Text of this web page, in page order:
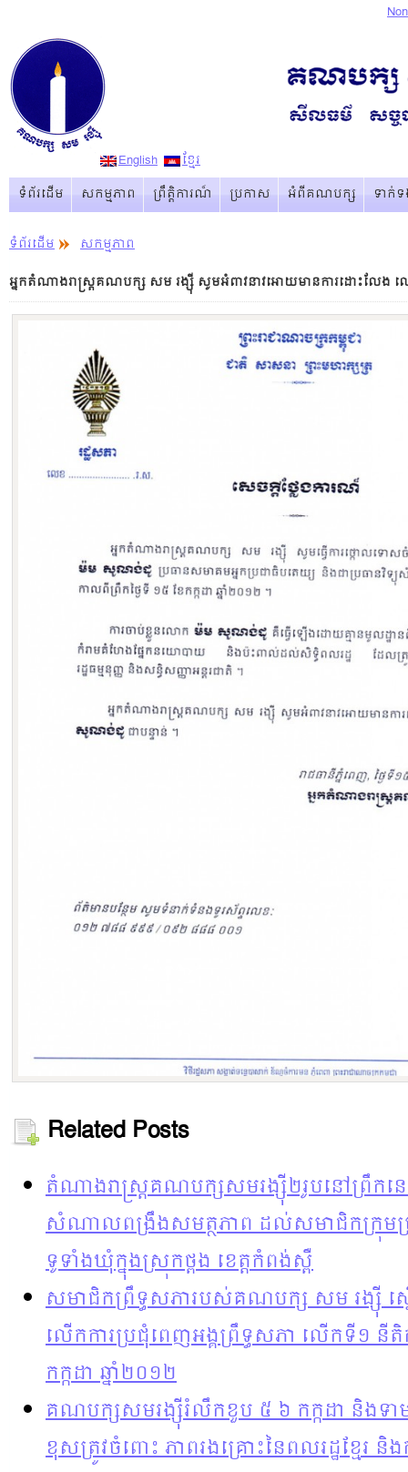
English
ខ្មែរ
ទំព័រដើម
សកម្មភាព ព្រឹត្ដិការណ៏ ប្រកាស អំពីគណបក្ស ទាក់
ទំព័រដើម
សកម្មភាព
អ្នកតំណាងរាស្ត្រគណបក្ស សម រង្ស៊ី សូមអំពាវនាវអោយមានការដោះលែ
Related Posts
តំណាងរាស្ត្រ​គណបក្ស​សមរង្ស៊ី​២រូបនៅព្រឹក​
សំណាល​ពង្រឹង​សមត្ថភាព ដល់​សមាជិក​ក្រុមប្
ទូទាំង​ឃុំក្នុង​ស្រុកថ្ពង ខេត្តកំពង់ស្ពឺ
សមាជិកព្រឹទ្ធសភារបស់គណបក្ស សម រង្ស៊ី ស្ន
លើកការប្រជុំ​ពេញអង្គព្រឹទ្ធសភា លើកទី១ នី
កក្កដា ឆ្នាំ២០១២
គណបក្សសមរង្ស៊ីរំលឹកខួប ៥ ៦ កក្កដា និង​ទា
ខុសត្រូវ​ចំពោះ ភាព​រងគ្រោះនៃ​ពលរដ្ឋ​ខ្មែរ